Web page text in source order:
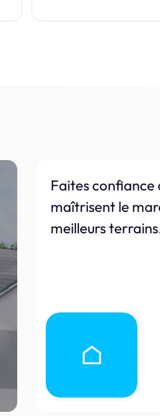
Faites confiance
maîtrisent le
meilleurs